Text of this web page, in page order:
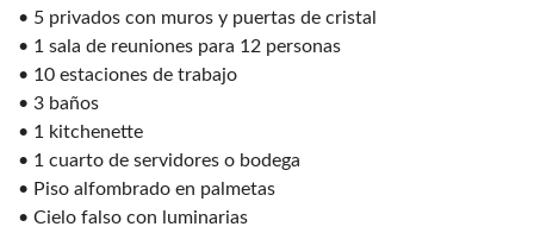
• 5 privados con muros y puertas de cristal
• 1 sala de reuniones para 12 personas
• 10 estaciones de trabajo
• 3 baños
• 1 kitchenette
• 1 cuarto de servidores o bodega
• Piso alfombrado en palmetas
• Cielo falso con luminarias